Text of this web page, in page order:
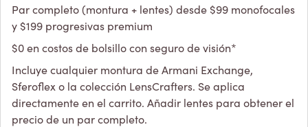
Par completo (montura + lentes) desde $99 monofocales
y $199 progresivas premium
$0 en costos de bolsillo con seguro de visión*
Incluye cualquier montura de Armani Exchange,
Sferoflex o la colección LensCrafters. Se aplica
directamente en el carrito. Añadir lentes para obtener el
precio de un par completo.